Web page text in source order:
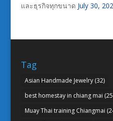
และธุรกิจทุกขนาด July 30,
Tag
Asian Handmade Jewelry(32)
best homestay in chiang mai
Muay Thai training Chiangmai